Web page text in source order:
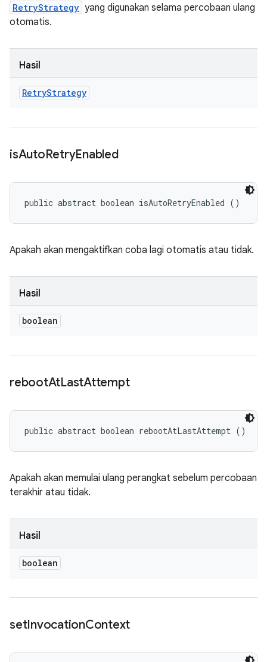
RetryStrategy yang digunakan selama percobaan ulang
otomatis.
Hasil
RetryStrategy
isAutoRetryEnabled
public abstract boolean isAutoRetryEnabled ()
Apakah akan mengaktifkan coba lagi otomatis atau tidak.
Hasil
boolean
rebootAtLastAttempt
public abstract boolean rebootAtLastAttempt ()
Apakah akan memulai ulang perangkat sebelum percobaan
terakhir atau tidak.
Hasil
boolean
setInvocationContext